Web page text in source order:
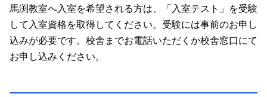
馬渕教室へ入室を希望される方は、「入室テスト」を受験
して入室資格を取得してください。受験には事前のお申し
込みが必要です。校舎までお電話いただくか校舎窓口にて
お申し込みください。